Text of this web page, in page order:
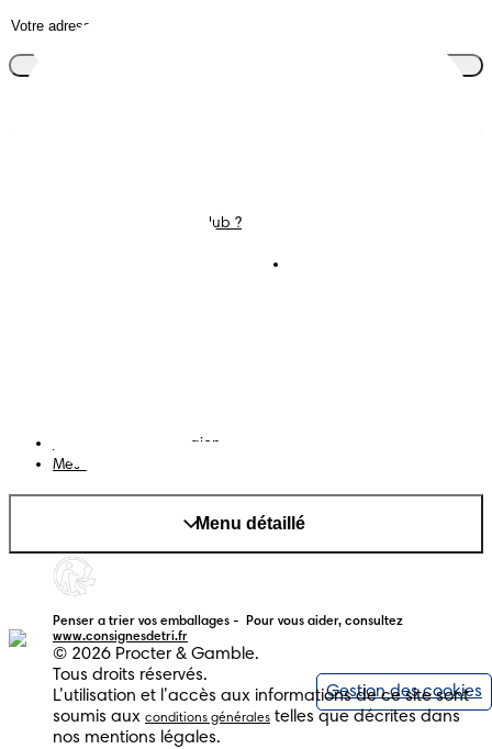
C'est Quoi Pampers Club ?
Changer le pays/région
Mes données
Menu détaillé
www.consignesdetri.fr
© 2026 Procter & Gamble.
Tous droits réservés.
L’utilisation et l’accès aux informations de ce site sont
soumis aux conditions générales telles que décrites dans
nos mentions légales.
Gestion des cookies